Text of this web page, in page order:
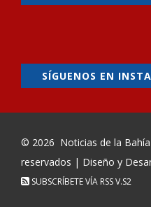
SÍGUENOS EN
© 2026 Noticias de la
reservados | Diseño y
SUBSCRÍBETE VÍA RSSV.S2